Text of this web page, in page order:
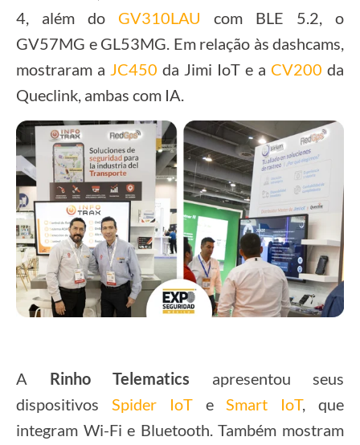
4, além do GV310LAU com BLE 5.2, o
GV57MG e GL53MG. Em relação às dashcams,
mostraram a JC450 da Jimi IoT e a CV200 da
Queclink, ambas com IA.
A Rinho Telematics apresentou seus
dispositivos Spider IoTeSmart IoT, que
integram Wi-Fi e Bluetooth. Também mostram